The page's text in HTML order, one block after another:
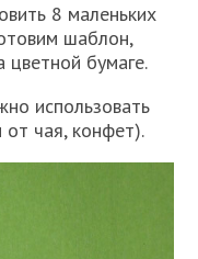
8 маленьких
шаблон,
бумаге.
использовать
чая, конфет).